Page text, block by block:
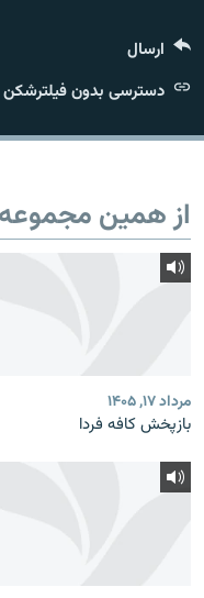
زبان‌های دیگر
ارسال
دسترسی بدون فیلترشکن
از همین مجموعه
مرداد ۱۷, ۱۴۰۵
بازپخش کافه فردا